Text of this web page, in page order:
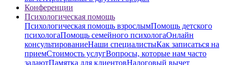
Конференции
Психологическая помощь
Психологическая помощь взрослымПомощь детского
психологаПомощь семейного психологаОнлайн
консультированиеНаши специалистыКак записаться на
приемСтоимость услугВопросы, которые нам часто
задаютПамятка для клиентовНалоговый вычет